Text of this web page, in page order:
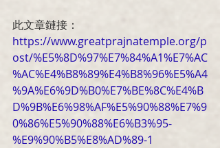
此文章鏈接：
https://www.greatprajnatemple.org/p
ost/%E5%8D%97%E7%84%A1%E7%AC
%AC%E4%B8%89%E4%B8%96%E5%A4
%9A%E6%9D%B0%E7%BE%8C%E4%B
D%9B%E6%98%AF%E5%90%88%E7%9
0%86%E5%90%88%E6%B3%95-
%E9%90%B5%E8%AD%89-1